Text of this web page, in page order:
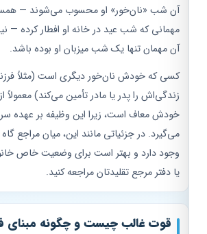
آن شب «نان‌خور» او محسوب می‌شوند — همسر،
مهمانی که شب عید در خانه او افطار کرده — نیز
آن مهمان تنها یک شب میزبان او بوده باشد.
کسی که خودش نان‌خور دیگری است (مثلاً فرزندی
زندگی‌اش را پدر یا مادر تأمین می‌کند) معمولاً از
خودش معاف است، زیرا این وظیفه بر عهده
می‌گیرد. در جزئیاتی مانند این، میان مراجع گاه
وجود دارد و بهتر است برای وضعیت خاص خانواده
یا دفتر مرجع تقلیدتان مراجعه کنید.
قوت غالب چیست و چگونه مبنای